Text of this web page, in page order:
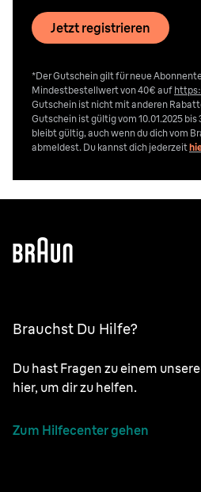
Jetzt registrieren
*Der Gutschein gilt für neue
Mindestbestellwert von 40€ auf
Gutschein ist nicht mit anderen
Gutschein ist gültig vom 10.01.2025 bis
bleibt gültig, auch wenn du dich vom
abmeldest. Du kannst dich jederzeit
Brauchst Du Hilfe?
Du hast Fragen zu einem
hier, um dir zu helfen.
Zum Hilfecenter gehen